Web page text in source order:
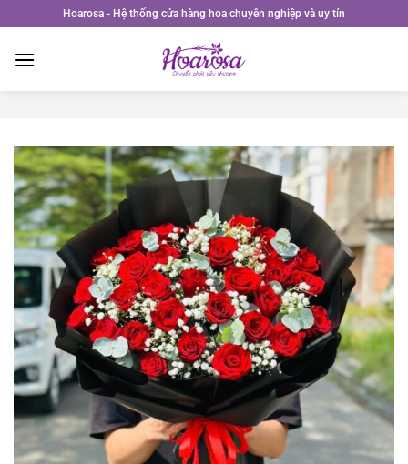
qua
nội
Hoarosa - Hệ thống cửa hàng hoa chuyên nghiệp và uy tín